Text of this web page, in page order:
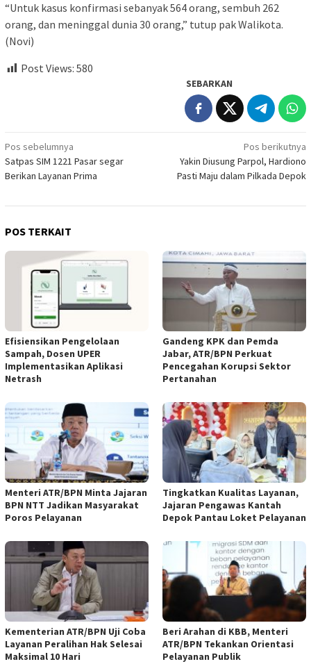
“Untuk kasus konfirmasi sebanyak 564 orang, sembuh 262
orang, dan meninggal dunia 30 orang,” tutup pak Walikota.
(Novi)
Post Views: 580
SEBARKAN
Navigasi
pos
Pos sebelumnya
Satpas SIM 1221 Pasar segar
Berikan Layanan Prima
Pos berikutnya
Yakin Diusung Parpol, Hardiono
Pasti Maju dalam Pilkada Depok
POS TERKAIT
Efisiensikan Pengelolaan
Sampah, Dosen UPER
Implementasikan Aplikasi
Netrash
Gandeng KPK dan Pemda
Jabar, ATR/BPN Perkuat
Pencegahan Korupsi Sektor
Pertanahan
Menteri ATR/BPN Minta Jajaran
BPN NTT Jadikan Masyarakat
Poros Pelayanan
Tingkatkan Kualitas Layanan,
Jajaran Pengawas Kantah
Depok Pantau Loket Pelayanan
Kementerian ATR/BPN Uji Coba
Layanan Peralihan Hak Selesai
Maksimal 10 Hari
Beri Arahan di KBB, Menteri
ATR/BPN Tekankan Orientasi
Pelayanan Publik